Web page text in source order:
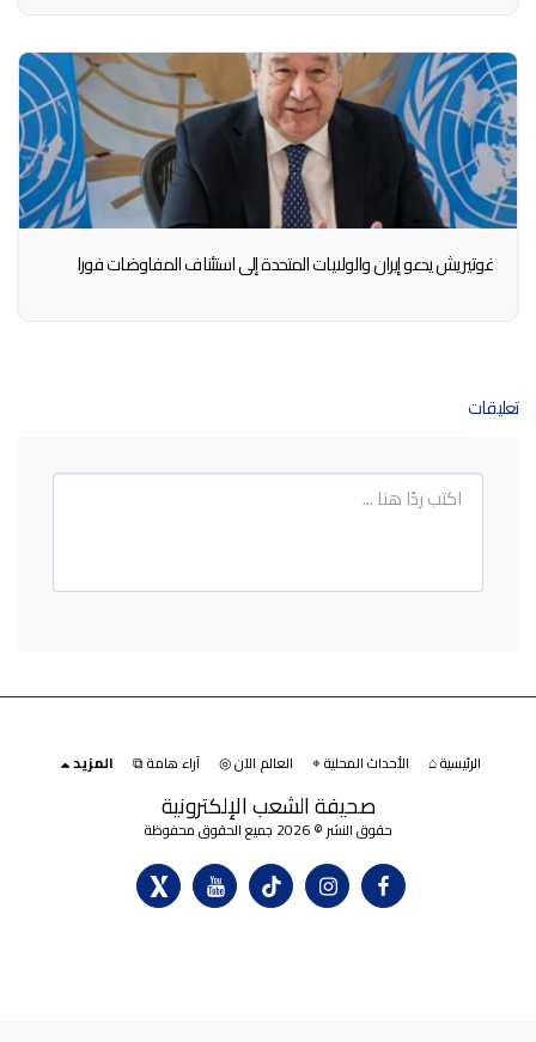
غوتيريش يدعو إيران والولايات المتحدة إلى استئناف المفاوضات فورا
تعليقات
صحيفة الشعب الإلكترونية
حقوق النشر © 2026 جميع الحقوق محفوظة
الرئيسية ⌂ الأحداث المحلية ⌖ العالم الآن ◎ آراء هامة ⧉ المزيد